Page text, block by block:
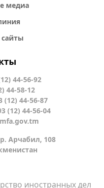
медиа
44-56-92
44-58-12
(12) 44-56-87
(12) 44-56-04
Арчабил, 108
иностранных дел